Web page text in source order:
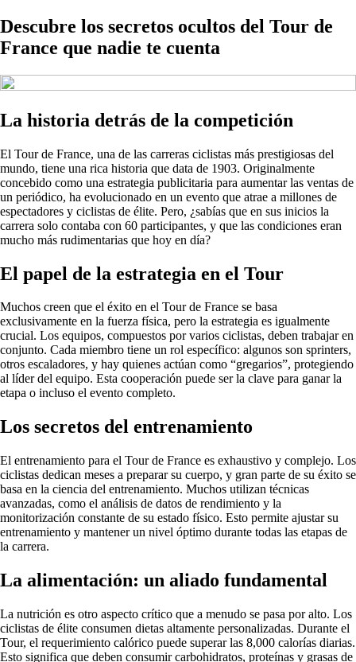
Descubre los secretos ocultos del Tour de
France que nadie te cuenta
La historia detrás de la competición
El Tour de France, una de las carreras ciclistas más prestigiosas del
mundo, tiene una rica historia que data de 1903. Originalmente
concebido como una estrategia publicitaria para aumentar las ventas de
un periódico, ha evolucionado en un evento que atrae a millones de
espectadores y ciclistas de élite. Pero, ¿sabías que en sus inicios la
carrera solo contaba con 60 participantes, y que las condiciones eran
mucho más rudimentarias que hoy en día?
El papel de la estrategia en el Tour
Muchos creen que el éxito en el Tour de France se basa
exclusivamente en la fuerza física, pero la estrategia es igualmente
crucial. Los equipos, compuestos por varios ciclistas, deben trabajar en
conjunto. Cada miembro tiene un rol específico: algunos son sprinters,
otros escaladores, y hay quienes actúan como “gregarios”, protegiendo
al líder del equipo. Esta cooperación puede ser la clave para ganar la
etapa o incluso el evento completo.
Los secretos del entrenamiento
El entrenamiento para el Tour de France es exhaustivo y complejo. Los
ciclistas dedican meses a preparar su cuerpo, y gran parte de su éxito se
basa en la ciencia del entrenamiento. Muchos utilizan técnicas
avanzadas, como el análisis de datos de rendimiento y la
monitorización constante de su estado físico. Esto permite ajustar su
entrenamiento y mantener un nivel óptimo durante todas las etapas de
la carrera.
La alimentación: un aliado fundamental
La nutrición es otro aspecto crítico que a menudo se pasa por alto. Los
ciclistas de élite consumen dietas altamente personalizadas. Durante el
Tour, el requerimiento calórico puede superar las 8,000 calorías diarias.
Esto significa que deben consumir carbohidratos, proteínas y grasas de